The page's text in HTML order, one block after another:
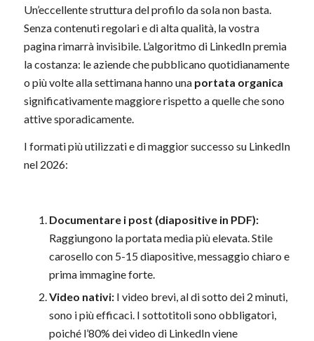
Un’eccellente struttura del profilo da sola non basta.
Senza contenuti regolari e di alta qualità, la vostra
pagina rimarrà invisibile. L’algoritmo di LinkedIn premia
la costanza: le aziende che pubblicano quotidianamente
o più volte alla settimana hanno una portata organica
significativamente maggiore rispetto a quelle che sono
attive sporadicamente.
I formati più utilizzati e di maggior successo su LinkedIn
nel 2026:
Documentare i post (diapositive in PDF):
Raggiungono la portata media più elevata. Stile
carosello con 5-15 diapositive, messaggio chiaro e
prima immagine forte.
Video nativi:I video brevi, al di sotto dei 2 minuti,
sono i più efficaci. I sottotitoli sono obbligatori,
poiché l’80% dei video di LinkedIn viene